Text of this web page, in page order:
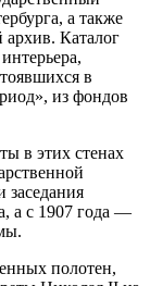
а также
архив. Каталог
в
из фондов
в этих стенах
заседания
а с 1907 года —
полотен,